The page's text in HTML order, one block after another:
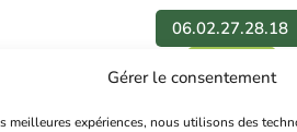
Gérer le consentement
meilleures expériences, nous utilisons des
06.02.27.28.18
Nous suivre